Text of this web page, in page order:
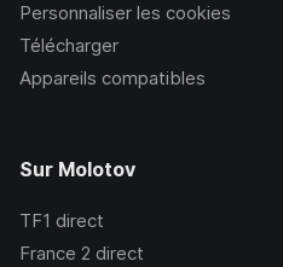
Personnaliser les cookies
Télécharger
Appareils compatibles
Sur Molotov
TF1 direct
France 2 direct